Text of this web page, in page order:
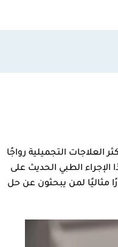
العلاجات التجميلية رواجًا
الطبي الحديث على
مثاليًا لمن يبحثون عن حل